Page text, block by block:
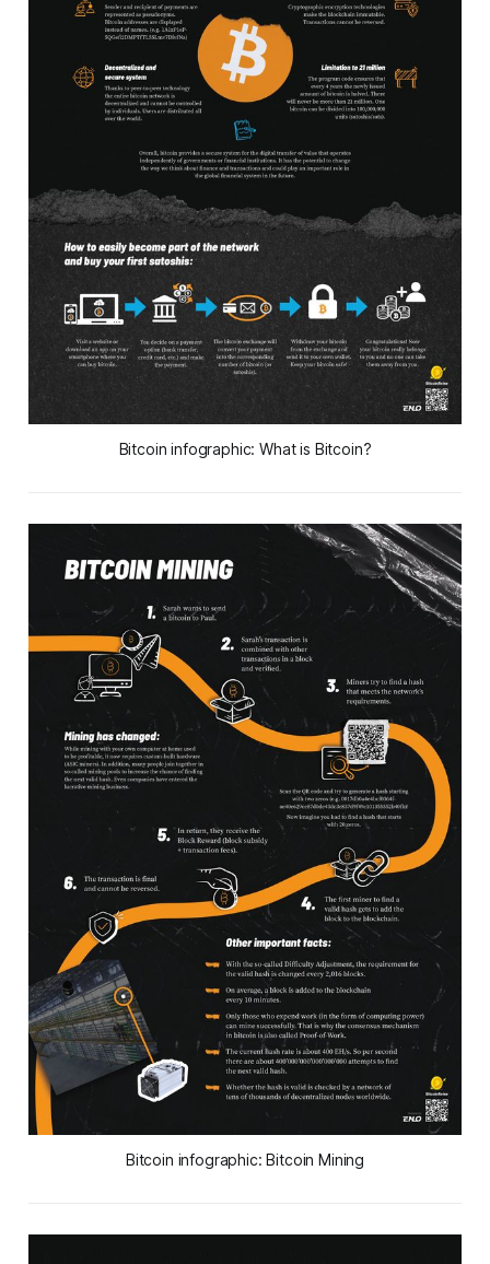
Bitcoin infographic: What is Bitcoin?
Bitcoin infographic: Bitcoin Mining